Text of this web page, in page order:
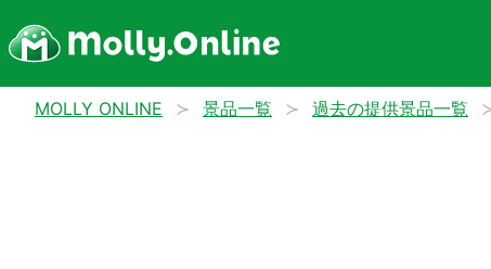
MOLLY ONLINE 景品一覧 過去の提供景品一覧